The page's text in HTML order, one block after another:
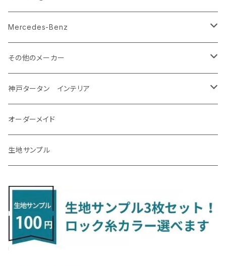
H12/5～H28/8 20/30系
H31/4～R7/12 50系
アイシス
H24/6～H29/12 10系
アクア
H23/12～R3/7 NHP10
R3/7～ MXPK系
アベンシス
H23/9～H30/4 270系
アリオン
H23/10～R3/3 260系
アルファード/ヴェルファイアＨＶ
H27/1～R5/6 30系
R5/6～ 40系
H24/4～29/10 20系
ヴィッツ
H22/12～R2/3 130系
ヴォクシー
R5/12〜 4人乗 TAWH15W
R6/5～ 6人乗 TAWH15W
ＬＳ４６０
H18/9～H29/10
ＬＳ６００ｈ
H19/5～H29/10
ＬＳ５００/ＬＳ５００ｈ
H29/10～
ＬＸ
H27/9～R3/10 URJ201W
ＮＸ
R3/11～ 20系
H26/10～
ＲＸ
H27/10～R4/7 20系5人乗
ＵＸ
H25/12～R4/7 T32
R4/7～ T33
エルグランド
H22/8～R8/7 E52
R8/7～ E53
オーラ
R3/8～ E13
ＮＶ３５０キャラバン
H24/6～ E26 3人乗
H24/6～ E26 5・6人乗
キューブ
H14/10～R2/3 Z11・Z12
キックス
R2/6~R8/6 15系(e-POWER)
R8/6～ 16系
H11/6～H16/10 Y34
サクラ
R4/5～ B6AW
シーマ
H27/4～H30/3 YAM
クロストレック
R4/9～ GU系
サンバーバン/ディアス
H11/2～H24/2 TV系
H24/4～R4/1 S3系
サンバートラック
H24/2～H26/9 S200系
H26/9～ S500系
シフォン
H28/12～R1/7 LA600/610
ジャスティ
H23/5～ LA100系
ソルテラ
R4/5~ XEAM10X・YEAM15X
ディアスワゴン
R4/9～ KH系
ＭＡＺＤＡ２
R1/9～ DJ系
ＭＡＺＤＡ３
R1/5～ BP系
ＭＡＺＤＡ６
R1/8～ GJ系
ＭＸ－３０
R2/10～ DREJ3P
アクセラ/アクセラ・スポーツ
H24/11～R1/8 GJ系
キャロル
H27/1～ HB36/37/97S
キャロルエコ
H27/9～R5/6 LA250/260S
グランマックスカーゴ
R2/9～ S403/413V
グランマックストラック
R2/9～ S403/413P
コペン
H14/6～ L880/LA400K
タフト
R2/6～ LA900/910S
タント
R1/7～ LA650/660
H28/11～ M900系
ハイゼット・キャディー
H28/6～R3/9 LA700V
ハイゼット・カーゴ
H26/12～R3/12 HA36
R3/12～ HA37/97S
アルトラパン/アルトラパンショコラ
H20/11～ HE22/33S
アルトラパンLC
R4/6～ HE33S
イグニス
H28/2～ FF21S
エスクード
H17/5～H27/10 TA/TD系
エブリィ
H13/9～ DA系
クロスビー(XBEE)
H29/12～R7/10 MN71S
ジムニー
H26/2～ B11A/B30系/BA系
ｅｋスペースカスタム/ｅｋクロススペース
H26/2～ B11A/B30系
ｅｋワゴン
H25/6～ B11W/B30系
ｅｋカスタム/ｅｋクロス
H25/6～H31/3 ｅｋカスタム
H31/3～ ｅｋクロス
ekクロスEV
R4/6～ B5AW
アイミーブ
H24/10～R2/12 GF系
アウトランダーＰＨＥＶ
H25/1～ GG/GN系 5人乗
エクリプスクロス/エクリプスクロスPHEV
H23/12～28/8 RM1/4
H30/8～R4/12 RW1/2・RT5/6 5人乗り
CR-Z
H22/2～29/1 ZF1・ZF2
NBOX/NBOXカスタム
H23/12～H29/9 JF1/2
H29/9～R5/10 JF3/4
NBOXプラス/NBOXプラスカスタム
H24/7～H29/8 JF1/2
NBOXスラッシュ
H26/12～R2/2 JF1/2
NBOXジョイ
H24/11～R2/3 JG1・JG2
R2/11～ JG3・JG4
N-ONE e:
R7/9~ JG5
N-VAN
アップ
H24/10～R3/3 AA系
アルテオン
H29/10～ ３HD系
ゴルフ
H25/4～R3/4 AU系
R3/6～ CDD系
H16/4～28/1 １T系 トゥラン
シャラン
H23/2～ 7N系
Tクロス
R2/7～ A1D系
ティグアン
H20/9～H29/1 5NC系
トゥアレグ
Mercedes-Benz
Ａクラス
H24/11～30/10
H30/10～
Ｂクラス
H24/4～R1/6
Ｃクラス
H26/7～R4/2
ＣＬＡクラス
H27/6～R1/8
ＣＬＳクラス
H30/6～
Ｅクラス
その他のメーカー
MINI
MINIクロスオーバー
神戸タータン インテリア
ラグマット
ラグマットセカンド（L）
ラグマットミニ（S）
オーダーメイド
生地サンプル